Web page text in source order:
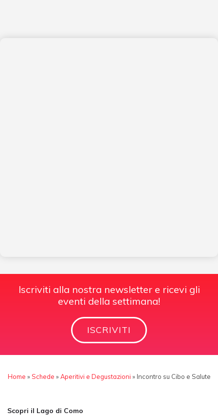
Iscriviti alla nostra newsletter e ricevi gli
eventi della settimana!
ISCRIVITI
Home »Schede »Aperitivi e Degustazioni » Incontro su Cibo e Salute
Scopri il Lago di Como